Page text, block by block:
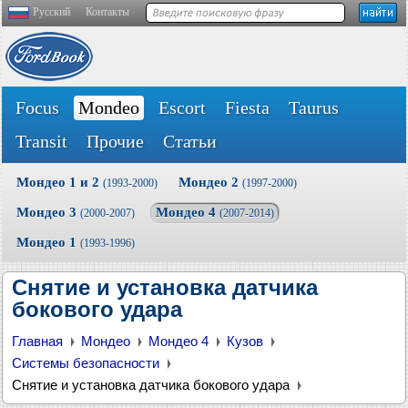
Русский Контакты
Focus Mondeo Escort Fiesta
Taurus
Transit
Прочие Статьи
Мондео 1 и 2 (1993-2000) Мондео 2 (1997-2000)
Мондео 3 (2000-2007) Мондео 4 (2007-2014)
Мондео 1 (1993-1996)
Снятие и установка датчика
бокового удара
Главная Мондео Мондео 4
Кузов
Системы безопасности
Снятие и установка датчика бокового удара